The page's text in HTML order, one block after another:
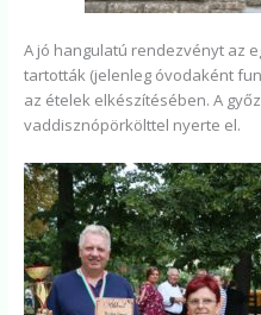
A jó hangulatú rendezvényt az
tartották (jelenleg óvodaként
az ételek elkészítésében. A
vaddisznópörkölttel nyerte el.